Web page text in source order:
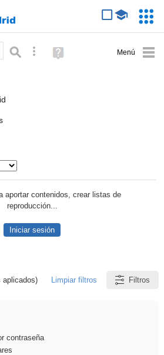
Búsqueda avanzada
Ayuda
(en
aportar contenidos, crear listas de
reproducción...
Iniciar sesión
Limpiar filtros Filtros
contraseña